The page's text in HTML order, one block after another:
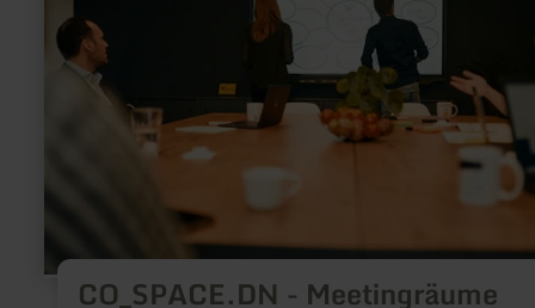
CO_SPACE.DN - Meetingräume